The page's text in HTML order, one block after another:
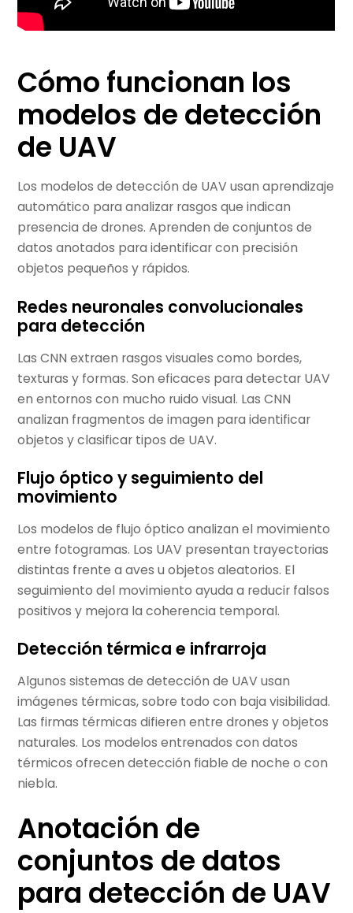
Cómo funcionan los
modelos de detección
de UAV
Los modelos de detección de UAV usan aprendizaje
automático para analizar rasgos que indican
presencia de drones. Aprenden de conjuntos de
datos anotados para identificar con precisión
objetos pequeños y rápidos.
Redes neuronales convolucionales
para detección
Las CNN extraen rasgos visuales como bordes,
texturas y formas. Son eficaces para detectar UAV
en entornos con mucho ruido visual. Las CNN
analizan fragmentos de imagen para identificar
objetos y clasificar tipos de UAV.
Flujo óptico y seguimiento del
movimiento
Los modelos de flujo óptico analizan el movimiento
entre fotogramas. Los UAV presentan trayectorias
distintas frente a aves u objetos aleatorios. El
seguimiento del movimiento ayuda a reducir falsos
positivos y mejora la coherencia temporal.
Detección térmica e infrarroja
Algunos sistemas de detección de UAV usan
imágenes térmicas, sobre todo con baja visibilidad.
Las firmas térmicas difieren entre drones y objetos
naturales. Los modelos entrenados con datos
térmicos ofrecen detección fiable de noche o con
niebla.
Anotación de
conjuntos de datos
para detección de UAV